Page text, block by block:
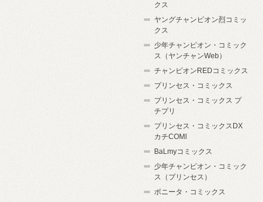
クス
ヤングチャンピオン烈コミッ
クス
少年チャンピオン・コミック
ス（ヤンチャンWeb）
チャンピオンREDコミックス
プリンセス・コミックス
プリンセス・コミックス プ
チプリ
プリンセス・コミックスDX
カチCOMI
BaLmyコミックス
少年チャンピオン・コミック
ス（プリンセス）
ボニータ・コミックス